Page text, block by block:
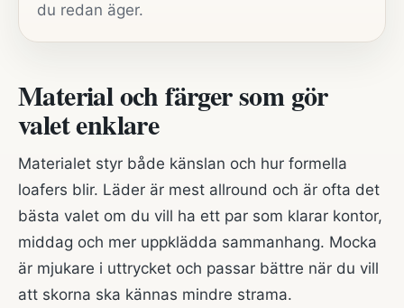
du redan äger.
Material och färger som gör
valet enklare
Materialet styr både känslan och hur formella
loafers blir. Läder är mest allround och är ofta det
bästa valet om du vill ha ett par som klarar kontor,
middag och mer uppklädda sammanhang. Mocka
är mjukare i uttrycket och passar bättre när du vill
att skorna ska kännas mindre strama.